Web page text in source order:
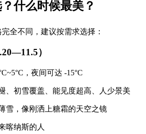
什么时候最美？
全不同，建议按需求选择：
）
，夜间可达 -15°C
、初雪覆盖、能见度超高、人少景美
雪，像刚洒上糖霜的天空之镜
喀纳斯的人